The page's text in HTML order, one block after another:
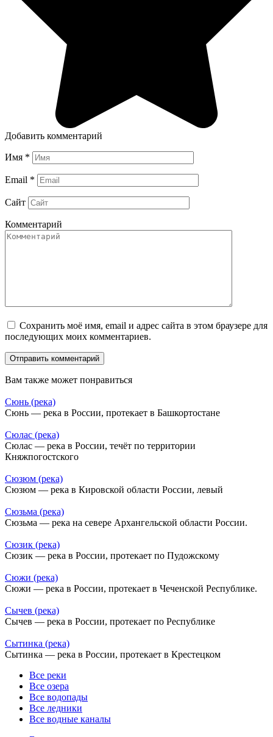
Добавить комментарий
Имя *
Email *
Сайт
Комментарий
Сохранить моё имя, email и адрес сайта в этом браузере для
последующих моих комментариев.
Вам также может понравиться
Сюнь (река)
Сюнь — река в России, протекает в Башкортостане
Сюлас (река)
Сюлас — река в России, течёт по территории
Княжпогостского
Сюзюм (река)
Сюзюм — река в Кировской области России, левый
Сюзьма (река)
Сюзьма — река на севере Архангельской области России.
Сюзик (река)
Сюзик — река в России, протекает по Пудожскому
Сюжи (река)
Сюжи — река в России, протекает в Чеченской Республике.
Сычев (река)
Сычев — река в России, протекает по Республике
Сытинка (река)
Сытинка — река в России, протекает в Крестецком
Все реки
Все озера
Все водопады
Все ледники
Все водные каналы